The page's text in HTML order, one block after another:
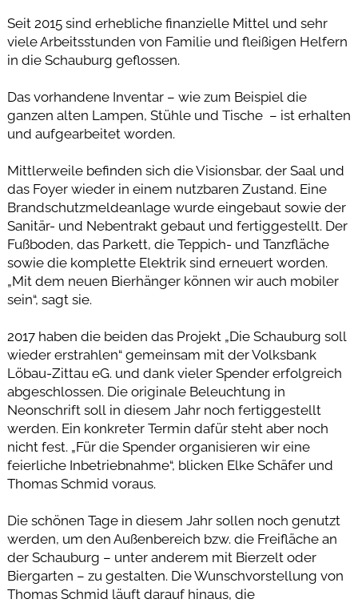
Seit 2015 sind erhebliche finanzielle Mittel und sehr
viele Arbeitsstunden von Familie und fleißigen Helfern
in die Schauburg geflossen.
Das vorhandene Inventar – wie zum Beispiel die
ganzen alten Lampen, Stühle und Tische – ist erhalten
und aufgearbeitet worden.
Mittlerweile befinden sich die Visionsbar, der Saal und
das Foyer wieder in einem nutzbaren Zustand. Eine
Brandschutzmeldeanlage wurde eingebaut sowie der
Sanitär- und Nebentrakt gebaut und fertiggestellt. Der
Fußboden, das Parkett, die Teppich- und Tanzfläche
sowie die komplette Elektrik sind erneuert worden.
„Mit dem neuen Bierhänger können wir auch mobiler
sein“, sagt sie.
2017 haben die beiden das Projekt „Die Schauburg soll
wieder erstrahlen“ gemeinsam mit der Volksbank
Löbau-Zittau eG. und dank vieler Spender erfolgreich
abgeschlossen. Die originale Beleuchtung in
Neonschrift soll in diesem Jahr noch fertiggestellt
werden. Ein konkreter Termin dafür steht aber noch
nicht fest. „Für die Spender organisieren wir eine
feierliche Inbetriebnahme“, blicken Elke Schäfer und
Thomas Schmid voraus.
Die schönen Tage in diesem Jahr sollen noch genutzt
werden, um den Außenbereich bzw. die Freifläche an
der Schauburg – unter anderem mit Bierzelt oder
Biergarten – zu gestalten. Die Wunschvorstellung von
Thomas Schmid läuft darauf hinaus, die